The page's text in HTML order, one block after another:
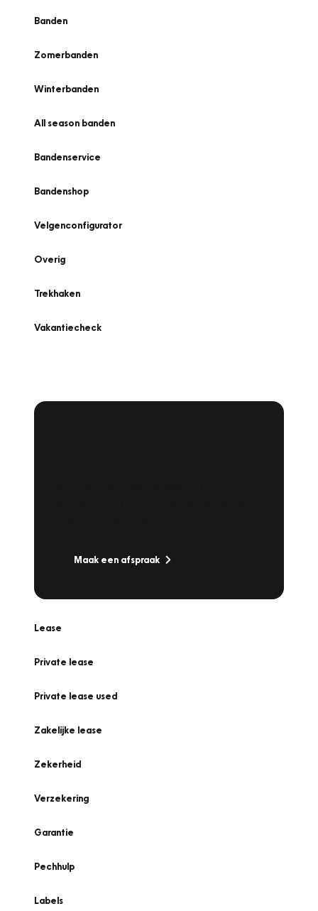
Banden
Zomerbanden
Winterbanden
All season banden
Bandenservice
Bandenshop
Velgenconfigurator
Overig
Trekhaken
Vakantiecheck
Maak een afspraak
Lease
Private lease
Private lease used
Zakelijke lease
Zekerheid
Verzekering
Garantie
Pechhulp
Labels